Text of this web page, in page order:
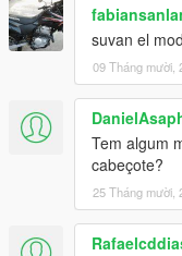
suvan el
09 Tháng mười,
Tem algum
cabeçote?
25 Tháng mười,